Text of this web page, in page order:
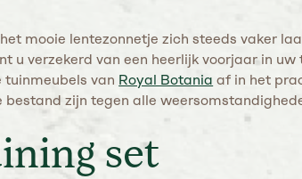
mooie lentezonnetje zich steeds vaker
u verzekerd van een heerlijk voorjaar in
tuinmeubels van Royal Botania af in het
zijn tegen alle
set